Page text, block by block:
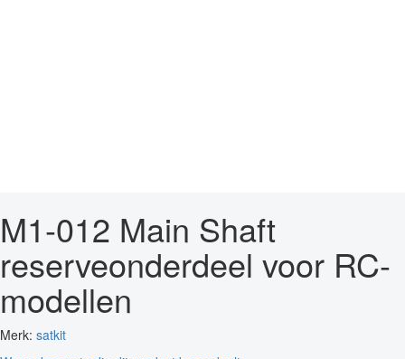
M1-012 Main Shaft
reserveonderdeel voor RC-
modellen
Merk: satkit